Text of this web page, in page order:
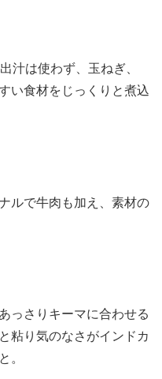
汁は使わず、玉ねぎ、
い食材をじっくりと煮込
ルで牛肉も加え、素材の
っさりキーマに合わせる
粘り気のなさがインドカ
。